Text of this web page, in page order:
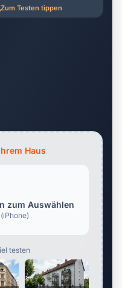
Zum Testen tippen
Haus
zum Auswählen
testen